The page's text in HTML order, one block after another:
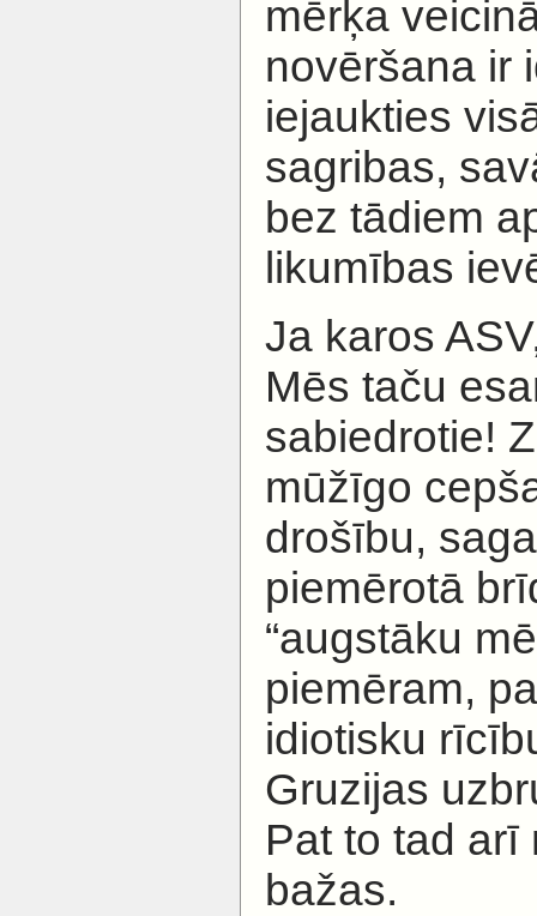
mērķa
novēršana ir
iejaukties
sagribas,
bez tādiem
likumības
Ja karos
Mēs taču
sabiedrotie!
mūžīgo
drošību,
piemērotā
“augstāku
piemēram,
idiotisku
Gruzijas
Pat to tad arī
bažas.